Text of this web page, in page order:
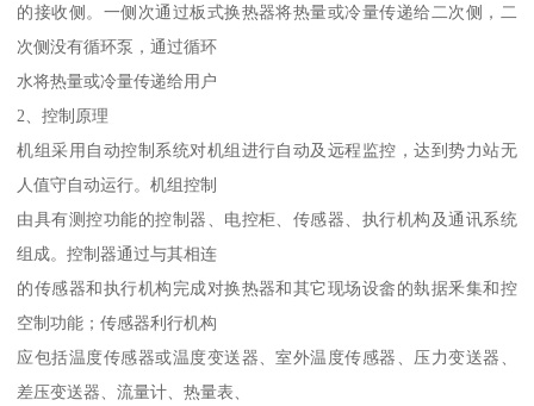
的接收侧。一侧次通过板式换热器将热量或冷量传递给二次侧，二
次侧没有循环泵，通过循环
水将热量或冷量传递给用户
2、控制原理
机组采用自动控制系统对机组进行自动及远程监控，达到势力站无
人值守自动运行。机组控制
由具有测控功能的控制器、电控柜、传感器、执行机构及通讯系统
组成。控制器通过与其相连
的传感器和执行机构完成对换热器和其它现场设畲的埶据釆集和控
空制功能；传感器利行机构
应包括温度传感器或温度变送器、室外温度传感器、压力变送器、
差压变送器、流量计、热量表、